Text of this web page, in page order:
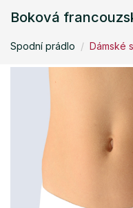
Boková
Spodní prádlo Dámské